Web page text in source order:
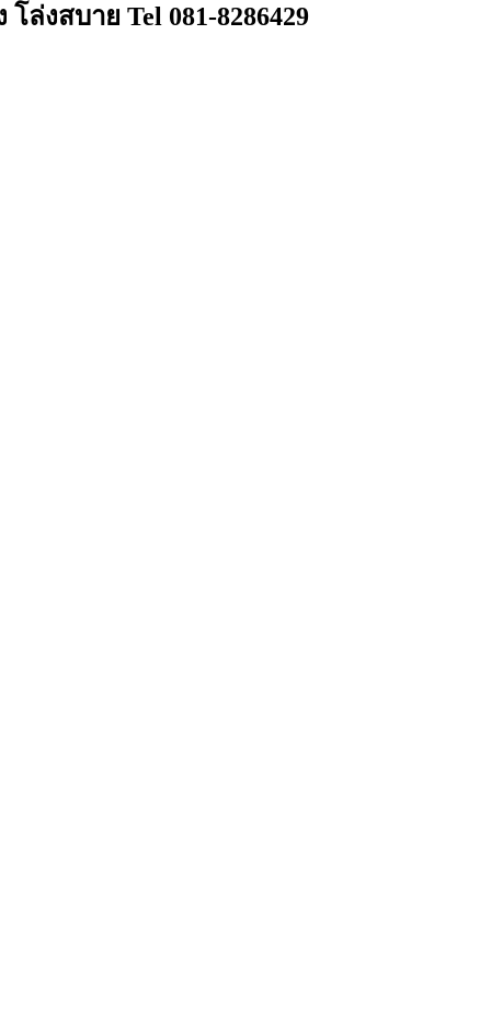
งสบาย Tel 081-8286429